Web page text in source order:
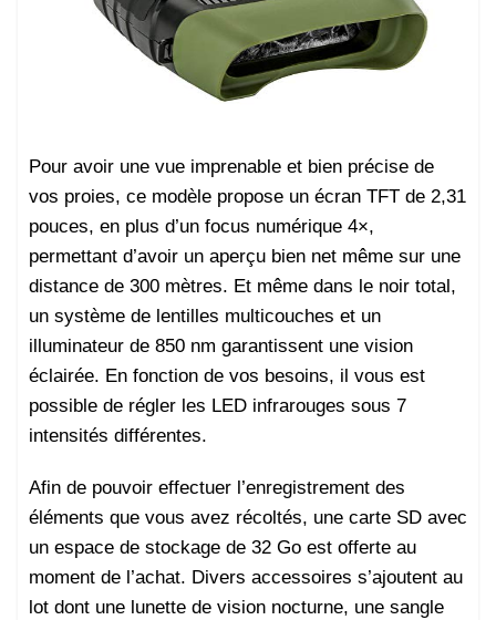
Pour avoir une vue imprenable et bien précise de
vos proies, ce modèle propose un écran TFT de 2,31
pouces, en plus d’un focus numérique 4×,
permettant d’avoir un aperçu bien net même sur une
distance de 300 mètres. Et même dans le noir total,
un système de lentilles multicouches et un
illuminateur de 850 nm garantissent une vision
éclairée. En fonction de vos besoins, il vous est
possible de régler les LED infrarouges sous 7
intensités différentes.
Afin de pouvoir effectuer l’enregistrement des
éléments que vous avez récoltés, une carte SD avec
un espace de stockage de 32 Go est offerte au
moment de l’achat. Divers accessoires s’ajoutent au
lot dont une lunette de vision nocturne, une sangle